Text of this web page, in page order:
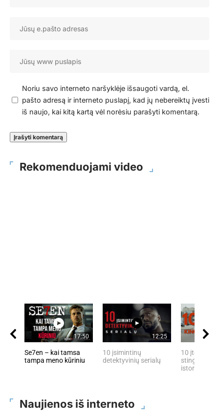
Noriu savo interneto naršyklėje išsaugoti vardą, el.
pašto adresą ir interneto puslapį, kad jų nebereiktų įvesti
iš naujo, kai kitą kartą vėl norėsiu parašyti komentarą.
Rekomenduojami video
17:50
Se7en – kai tamsa
tampa meno kūriniu
12:25
10 įsimintinų
detektyvinių serialų
10 įtemptų,
stingdančių
istorijų
Naujienos iš interneto